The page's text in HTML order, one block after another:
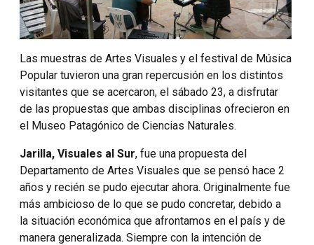
Las muestras de Artes Visuales y el festival de Música
Popular tuvieron una gran repercusión en los distintos
visitantes que se acercaron, el sábado 23, a disfrutar
de las propuestas que ambas disciplinas ofrecieron en
el Museo Patagónico de Ciencias Naturales.
Jarilla, Visuales al Sur, fue una propuesta del
Departamento de Artes Visuales que se pensó hace 2
años y recién se pudo ejecutar ahora. Originalmente fue
más ambicioso de lo que se pudo concretar, debido a
la situación económica que afrontamos en el país y de
manera generalizada. Siempre con la intención de